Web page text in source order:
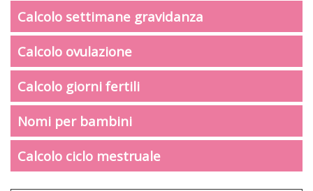
Calcolo settimane gravidanza
Calcolo ovulazione
Calcolo giorni fertili
Nomi per bambini
Calcolo ciclo mestruale